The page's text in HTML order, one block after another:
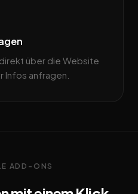
über die Website
Infos anfragen.
ADD-ONS